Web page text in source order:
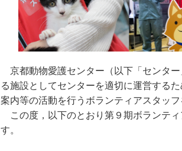
京都動物愛護センター（以下「センタ
る施設としてセンターを適切に運営する
案内等の活動を行うボランティアスタッフ
この度，以下のとおり第９期ボランテ
す。